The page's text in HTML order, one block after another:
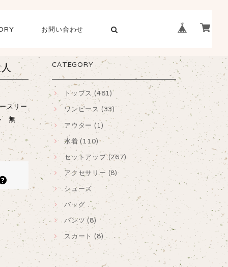
お問い合わせ
スリー
無
CATEGORY
トップス (481)
ワンピース (33)
アウター (1)
水着 (110)
セットアップ (267)
アクセサリー (8)
シューズ
バッグ
パンツ (8)
スカート (8)